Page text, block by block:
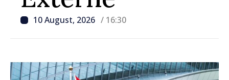
10 August, 2026 / 16:30